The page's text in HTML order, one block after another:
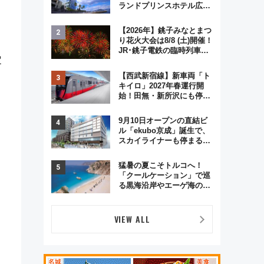
ランドプリンスホテル広島
ジュアルパーティープラン
【2026年】銚子みなとまつ
り花火大会は8/8 (土)開催！
JR･銚子電鉄の臨時列車や
く8,000発の大迫力＆屋台
を満喫
【西武新宿線】新車両「ト
キイロ」2027年春運行開
始！田無・新所沢にも停
弾」も
9月10日オープンの直結ビ
ル「ekubo京成」誕生で、
スカイライナーも停まる巨
変わる？ 全テナント情報も
公開！
猛暑の夏こそトルコへ！
「クールケーション」で巡
る黒海沿岸やエーゲ海の避
オも認める『2026年に訪れ
るべき世界の旅先』
VIEW ALL